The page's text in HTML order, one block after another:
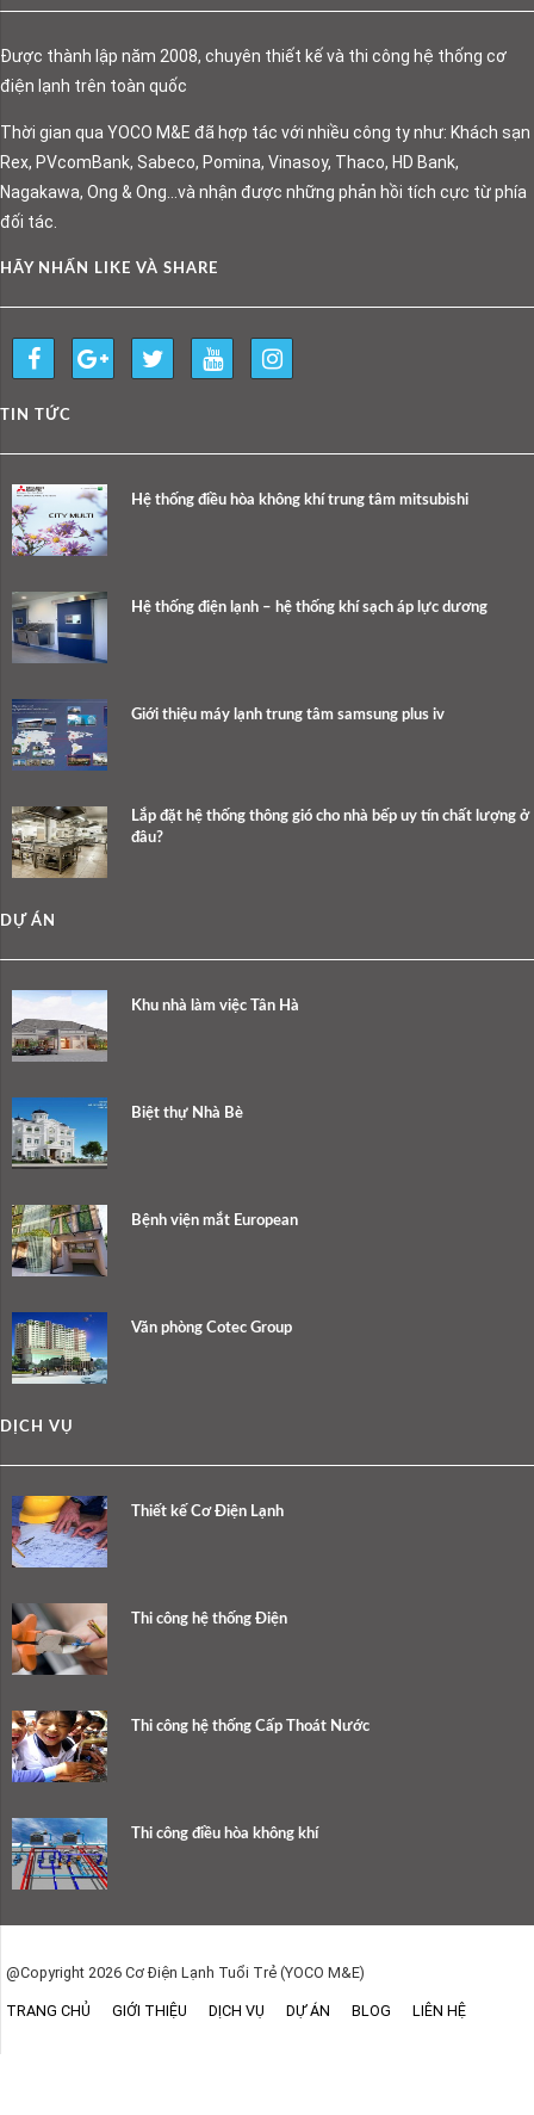
Được thành lập năm 2008, chuyên thiết kế và thi công hệ thống cơ
điện lạnh trên toàn quốc
Thời gian qua YOCO M&E đã hợp tác với nhiều công ty như: Khách sạn
Rex, PVcomBank, Sabeco, Pomina, Vinasoy, Thaco, HD Bank,
Nagakawa, Ong & Ong…và nhận được những phản hồi tích cực từ phía
đối tác.
HÃY NHẤN LIKE VÀ SHARE
TIN TỨC
Hệ thống điều hòa không khí trung tâm mitsubishi
Hệ thống điện lạnh – hệ thống khí sạch áp lực dương
Giới thiệu máy lạnh trung tâm samsung plus iv
Lắp đặt hệ thống thông gió cho nhà bếp uy tín chất lượng ở
đâu?
DỰ ÁN
Khu nhà làm việc Tân Hà
Biệt thự Nhà Bè
Bệnh viện mắt European
Văn phòng Cotec Group
DỊCH VỤ
Thiết kế Cơ Điện Lạnh
Thi công hệ thống Điện
Thi công hệ thống Cấp Thoát Nước
Thi công điều hòa không khí
@Copyright 2026 Cơ Điện Lạnh Tuổi Trẻ (YOCO M&E)
TRANG CHỦ GIỚI THIỆU DỊCH VỤ DỰ ÁN BLOG LIÊN HỆ